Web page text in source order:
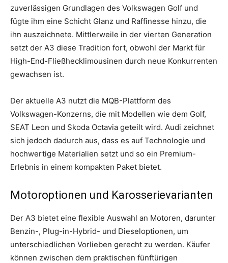
zuverlässigen Grundlagen des Volkswagen Golf und
fügte ihm eine Schicht Glanz und Raffinesse hinzu, die
ihn auszeichnete. Mittlerweile in der vierten Generation
setzt der A3 diese Tradition fort, obwohl der Markt für
High-End-Fließhecklimousinen durch neue Konkurrenten
gewachsen ist.
Der aktuelle A3 nutzt die MQB-Plattform des
Volkswagen-Konzerns, die mit Modellen wie dem Golf,
SEAT Leon und Skoda Octavia geteilt wird. Audi zeichnet
sich jedoch dadurch aus, dass es auf Technologie und
hochwertige Materialien setzt und so ein Premium-
Erlebnis in einem kompakten Paket bietet.
Motoroptionen und Karosserievarianten
Der A3 bietet eine flexible Auswahl an Motoren, darunter
Benzin-, Plug-in-Hybrid- und Dieseloptionen, um
unterschiedlichen Vorlieben gerecht zu werden. Käufer
können zwischen dem praktischen fünftürigen